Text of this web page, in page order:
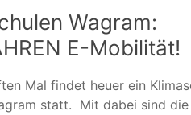
Wagram:
E-Mobilität!
Mal findet heuer ein
statt. Mit dabei sind die